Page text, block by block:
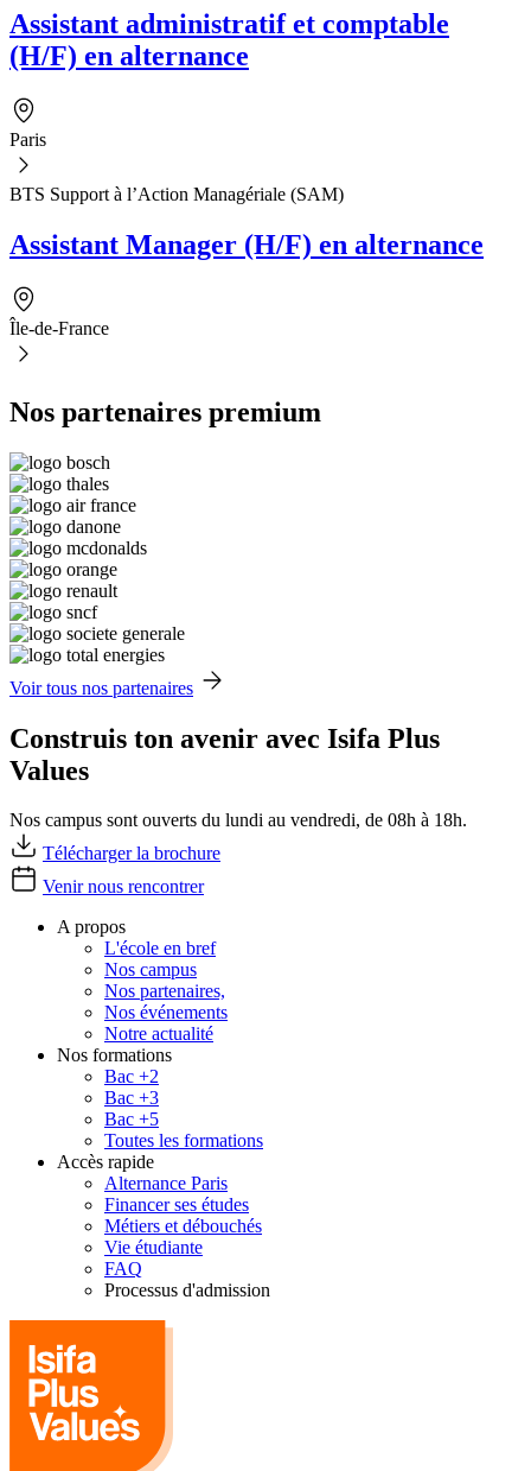
Assistant administratif et comptable
(H/F) en alternance
Paris
BTS Support à l’Action Managériale (SAM)
Assistant Manager (H/F) en alternance
Île-de-France
Nos partenaires premium
Voir tous nos partenaires
Construis ton avenir avec Isifa Plus
Values
Nos campus sont ouverts du lundi au vendredi, de 08h à 18h.
Télécharger la brochure
Venir nous rencontrer
A propos
L'école en bref
Nos campus
Nos partenaires,
Nos événements
Notre actualité
Nos formations
Bac +2
Bac +3
Bac +5
Toutes les formations
Accès rapide
Alternance Paris
Financer ses études
Métiers et débouchés
Vie étudiante
FAQ
Processus d'admission